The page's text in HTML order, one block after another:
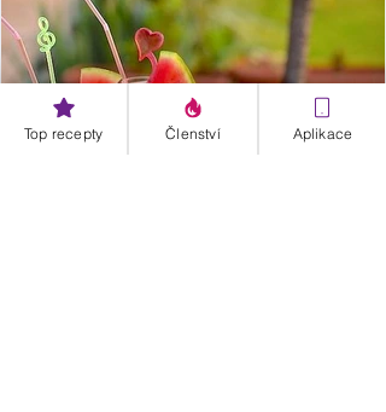
Top recepty Členství Aplikace